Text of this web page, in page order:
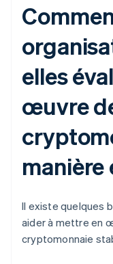
elles
œuvre
Il existe quelques
aider à mettre en
cryptomonnaie